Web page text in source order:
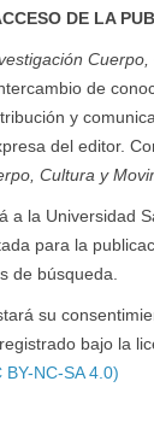
DE LA
de
y
del editor.
Cultura y
a la Universidad
para la
de búsqueda.
su
registrado bajo la
NC-SA 4.0)